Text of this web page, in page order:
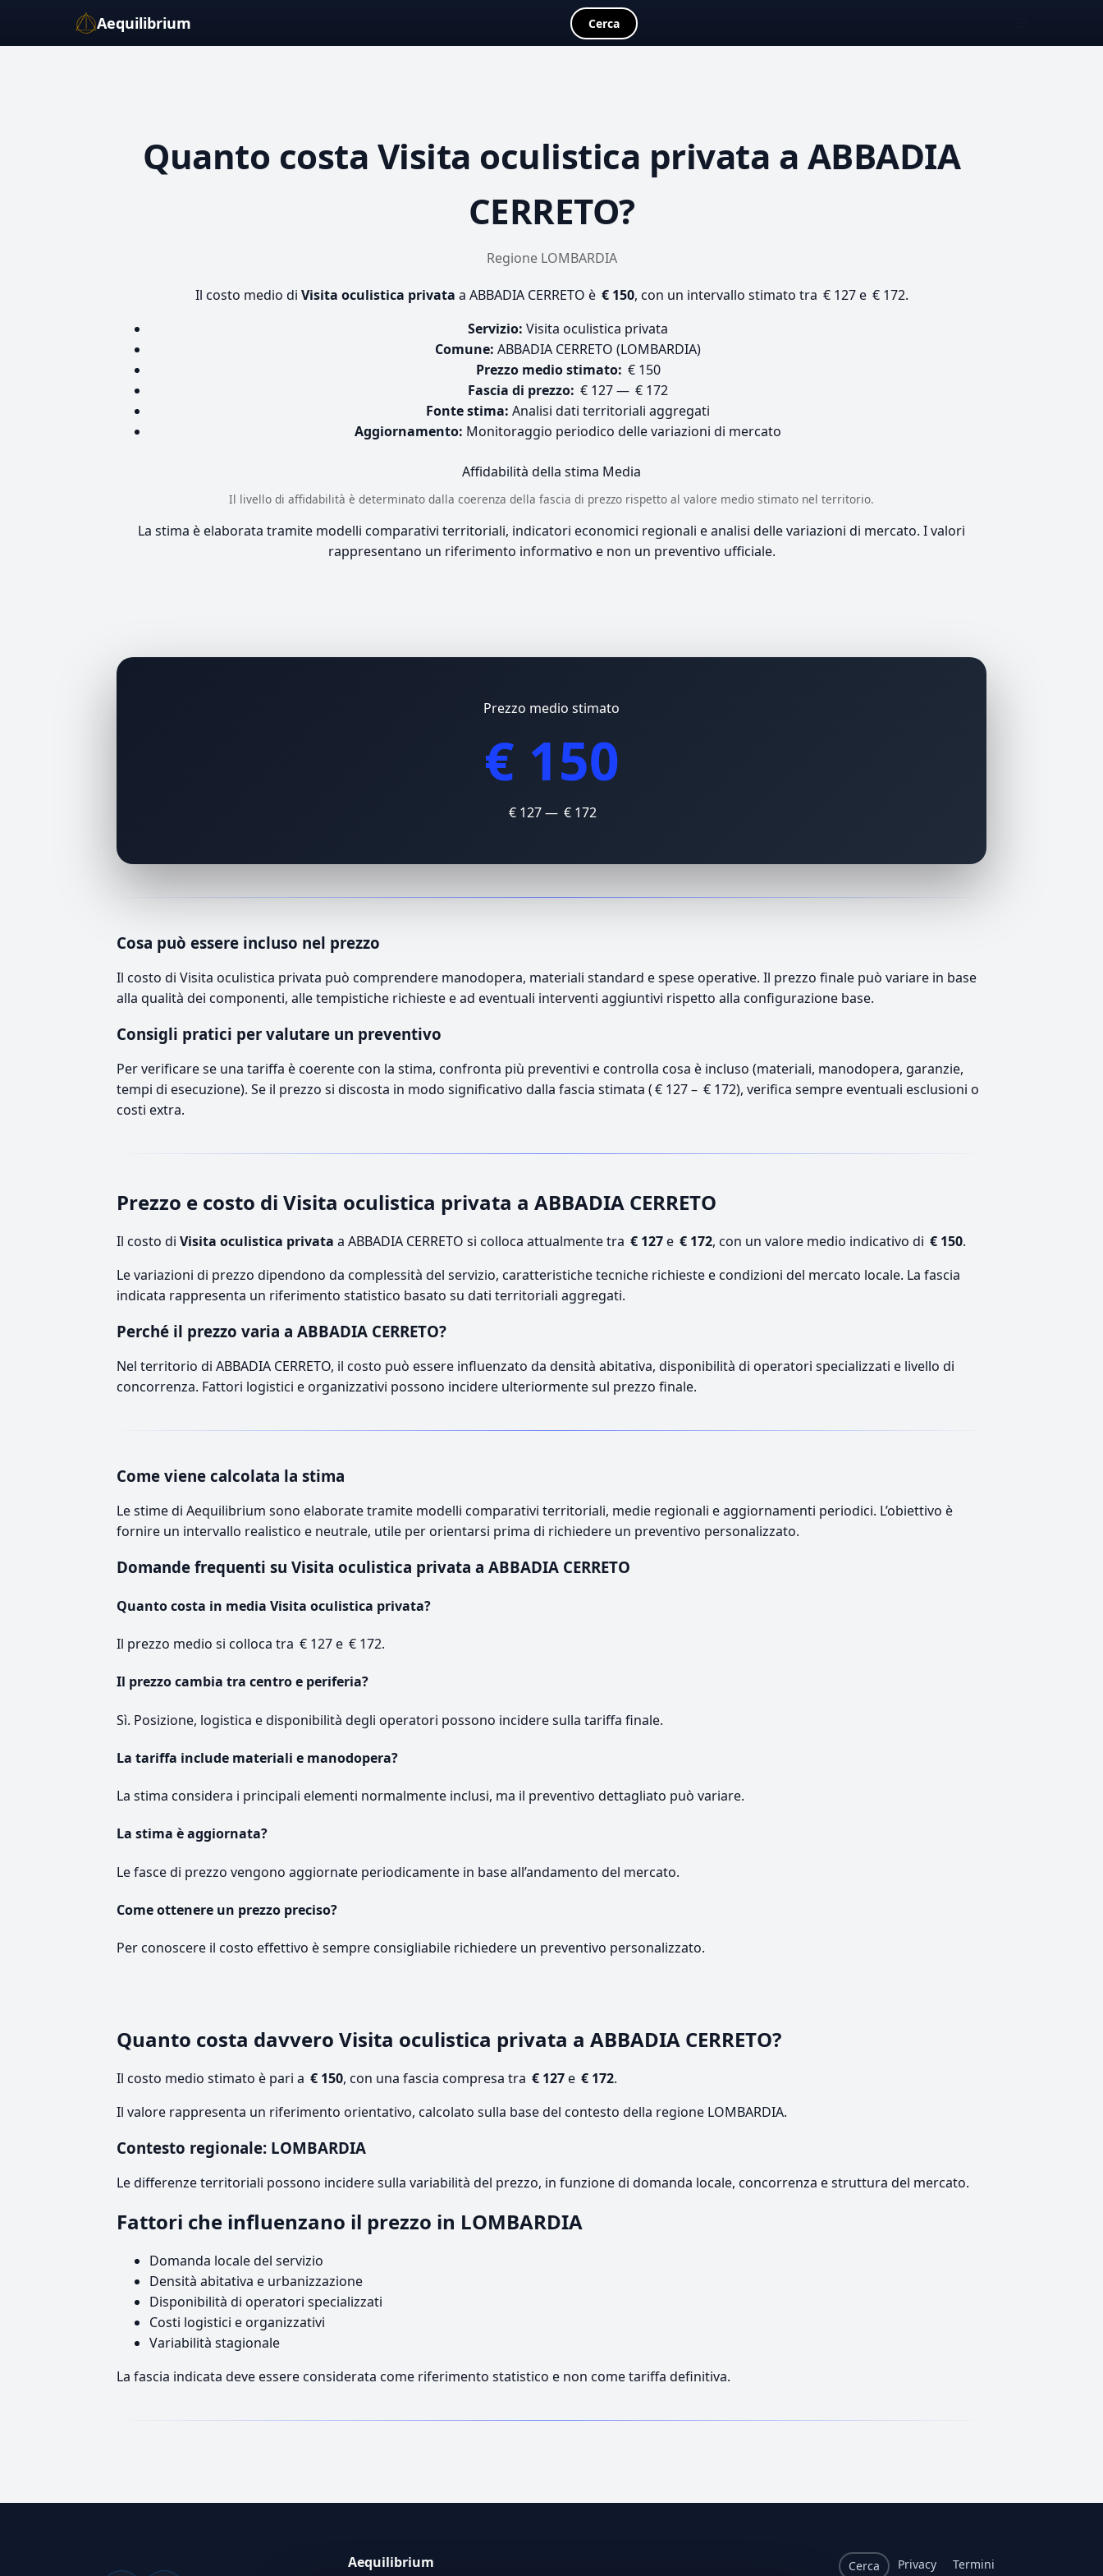
Aequilibrium Cerca
Quanto costa Visita oculistica privata a ABBADIA
CERRETO?
Regione LOMBARDIA
Il costo medio di Visita oculistica privata a ABBADIA CERRETO è € 150, con un intervallo stimato tra € 127 e € 172.
Servizio: Visita oculistica privata
Comune: ABBADIA CERRETO (LOMBARDIA)
Prezzo medio stimato: € 150
Fascia di prezzo: € 127 — € 172
Fonte stima: Analisi dati territoriali aggregati
Aggiornamento: Monitoraggio periodico delle variazioni di mercato
Affidabilità della stima Media
Il livello di affidabilità è determinato dalla coerenza della fascia di prezzo rispetto al valore medio stimato nel territorio.
La stima è elaborata tramite modelli comparativi territoriali, indicatori economici regionali e analisi delle variazioni di mercato. I valori
rappresentano un riferimento informativo e non un preventivo ufficiale.
Prezzo medio stimato
€ 150
€ 127 — € 172
Cosa può essere incluso nel prezzo
Il costo di Visita oculistica privata può comprendere manodopera, materiali standard e spese operative. Il prezzo finale può variare in base
alla qualità dei componenti, alle tempistiche richieste e ad eventuali interventi aggiuntivi rispetto alla configurazione base.
Consigli pratici per valutare un preventivo
Per verificare se una tariffa è coerente con la stima, confronta più preventivi e controlla cosa è incluso (materiali, manodopera, garanzie,
tempi di esecuzione). Se il prezzo si discosta in modo significativo dalla fascia stimata ( € 127 – € 172), verifica sempre eventuali esclusioni o
costi extra.
Prezzo e costo di Visita oculistica privata a ABBADIA CERRETO
Il costo di Visita oculistica privata a ABBADIA CERRETO si colloca attualmente tra € 127e € 172, con un valore medio indicativo di € 150.
Le variazioni di prezzo dipendono da complessità del servizio, caratteristiche tecniche richieste e condizioni del mercato locale. La fascia
indicata rappresenta un riferimento statistico basato su dati territoriali aggregati.
Perché il prezzo varia a ABBADIA CERRETO?
Nel territorio di ABBADIA CERRETO, il costo può essere influenzato da densità abitativa, disponibilità di operatori specializzati e livello di
concorrenza. Fattori logistici e organizzativi possono incidere ulteriormente sul prezzo finale.
Come viene calcolata la stima
Le stime di Aequilibrium sono elaborate tramite modelli comparativi territoriali, medie regionali e aggiornamenti periodici. L’obiettivo è
fornire un intervallo realistico e neutrale, utile per orientarsi prima di richiedere un preventivo personalizzato.
Domande frequenti su Visita oculistica privata a ABBADIA CERRETO
Quanto costa in media Visita oculistica privata?
Il prezzo medio si colloca tra € 127 e € 172.
Il prezzo cambia tra centro e periferia?
Sì. Posizione, logistica e disponibilità degli operatori possono incidere sulla tariffa finale.
La tariffa include materiali e manodopera?
La stima considera i principali elementi normalmente inclusi, ma il preventivo dettagliato può variare.
La stima è aggiornata?
Le fasce di prezzo vengono aggiornate periodicamente in base all’andamento del mercato.
Come ottenere un prezzo preciso?
Per conoscere il costo effettivo è sempre consigliabile richiedere un preventivo personalizzato.
Quanto costa davvero Visita oculistica privata a ABBADIA CERRETO?
Il costo medio stimato è pari a € 150, con una fascia compresa tra € 127e € 172.
Il valore rappresenta un riferimento orientativo, calcolato sulla base del contesto della regione LOMBARDIA.
Contesto regionale: LOMBARDIA
Le differenze territoriali possono incidere sulla variabilità del prezzo, in funzione di domanda locale, concorrenza e struttura del mercato.
Fattori che influenzano il prezzo in LOMBARDIA
Domanda locale del servizio
Densità abitativa e urbanizzazione
Disponibilità di operatori specializzati
Costi logistici e organizzativi
Variabilità stagionale
La fascia indicata deve essere considerata come riferimento statistico e non come tariffa definitiva.
Aequilibrium Cerca Privacy Termini